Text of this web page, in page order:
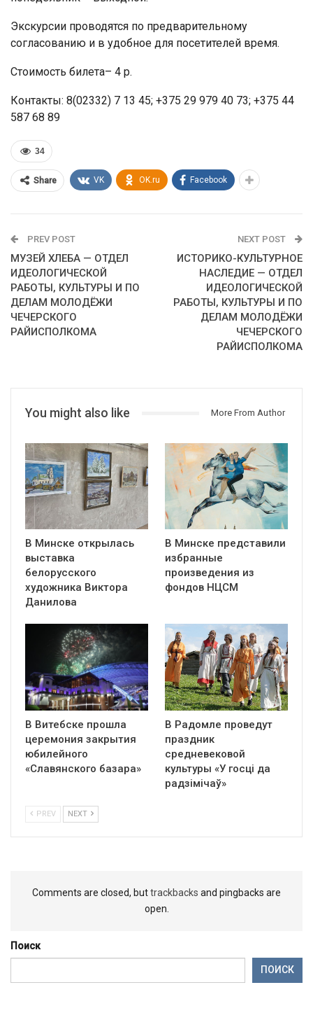
Экскурсии проводятся по предварительному
согласованию и в удобное для посетителей время.
Стоимость билета– 4 р.
Контакты: 8(02332) 7 13 45; +375 29 979 40 73; +375 44
587 68 89
34
Share VK OK.ru Facebook
PREV POST
МУЗЕЙ ХЛЕБА — ОТДЕЛ
ИДЕОЛОГИЧЕСКОЙ
РАБОТЫ, КУЛЬТУРЫ И ПО
ДЕЛАМ МОЛОДЁЖИ
ЧЕЧЕРСКОГО
РАЙИСПОЛКОМА
NEXT POST
ИСТОРИКО-КУЛЬТУРНОЕ
НАСЛЕДИЕ — ОТДЕЛ
ИДЕОЛОГИЧЕСКОЙ
РАБОТЫ, КУЛЬТУРЫ И ПО
ДЕЛАМ МОЛОДЁЖИ
ЧЕЧЕРСКОГО
РАЙИСПОЛКОМА
You might also like More From Author
В Минске открылась
выставка
белорусского
художника Виктора
Данилова
В Минске представили
избранные
произведения из
фондов НЦСМ
В Витебске прошла
церемония закрытия
юбилейного
«Славянского базара»
В Радомле проведут
праздник
средневековой
культуры «У госці да
радзімічаў»
PREV NEXT
Comments are closed, buttrackbacks and pingbacks are
open.
Поиск
ПОИСК